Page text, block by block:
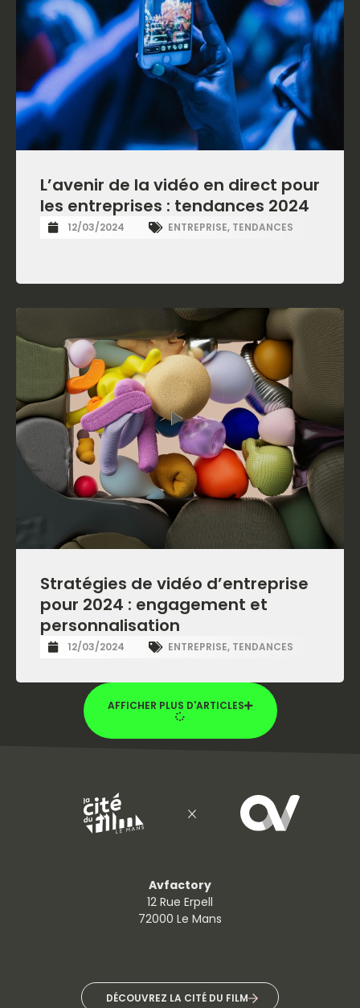
L’avenir de la vidéo en direct pour
les entreprises : tendances 2024
12/03/2024 ENTREPRISE, TENDANCES
Stratégies de vidéo d’entreprise
pour 2024 : engagement et
personnalisation
12/03/2024 ENTREPRISE, TENDANCES
AFFICHER PLUS D'ARTICLES
Avfactory
12 Rue Erpell
72000 Le Mans
DÉCOUVREZ LA CITÉ DU FILM